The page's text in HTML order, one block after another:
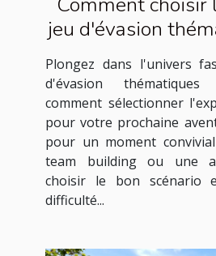
jeu d'évasion
votre prochaine
Plongez dans l'univers
d'évasion
comment sélectionner
pour votre prochaine
pour un moment
team building ou une
choisir le bon scénario
difficulté...